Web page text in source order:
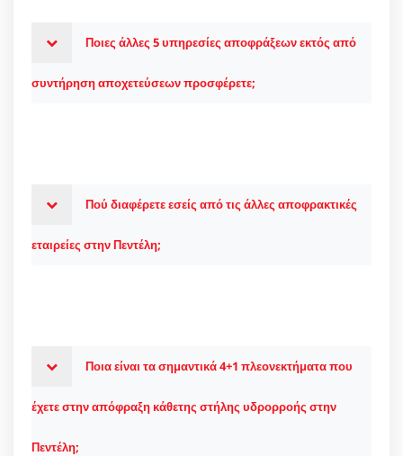
Ποιες άλλες 5 υπηρεσίες αποφράξεων εκτός από
συντήρηση αποχετεύσεων προσφέρετε;
Πού διαφέρετε εσείς από τις άλλες αποφρακτικές
εταιρείες στην Πεντέλη;
Ποια είναι τα σημαντικά 4+1 πλεονεκτήματα που
έχετε στην απόφραξη κάθετης στήλης υδρορροής στην
Πεντέλη;